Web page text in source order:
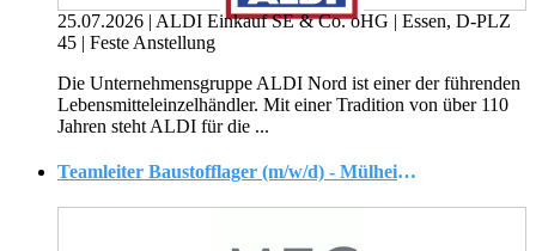
25.07.2026 | ALDI Einkauf SE & Co. oHG | Essen, D-PLZ
45 | Feste Anstellung
Die Unternehmensgruppe ALDI Nord ist einer der führenden
Lebensmitteleinzelhändler. Mit einer Tradition von über 110
Jahren steht ALDI für die ...
Teamleiter Baustofflager (m/w/d) - Mülheim-Kärlich